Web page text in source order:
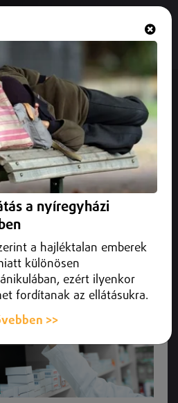
a patikák
patikák működésében: az
megújításáról.
a nyíregyházi
a hajléktalan emberek
különösen
ezért ilyenkor
fordítanak az ellátásukra.
>>